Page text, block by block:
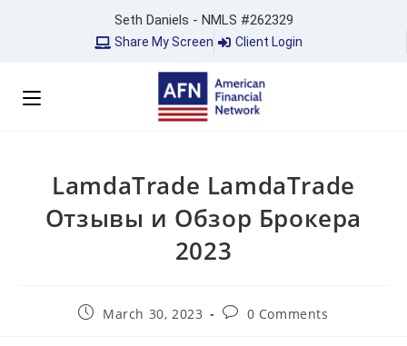
Seth Daniels - NMLS #262329
Share My Screen Client Login
LamdaTrade LamdaTrade
Отзывы и Обзор Брокера
2023
March 30, 2023 0 Comments